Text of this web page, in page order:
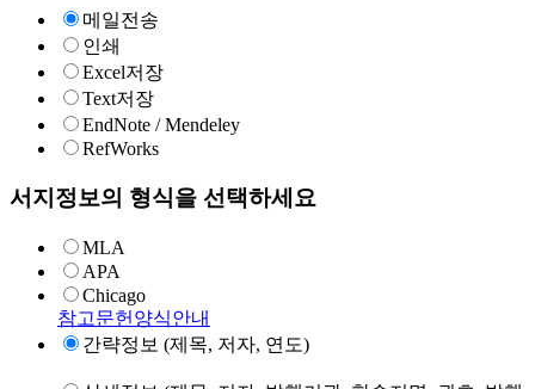
메일전송
인쇄
Excel저장
Text저장
EndNote / Mendeley
RefWorks
서지정보의 형식을 선택하세요
MLA
APA
Chicago
참고문헌양식안내
간략정보 (제목, 저자, 연도)